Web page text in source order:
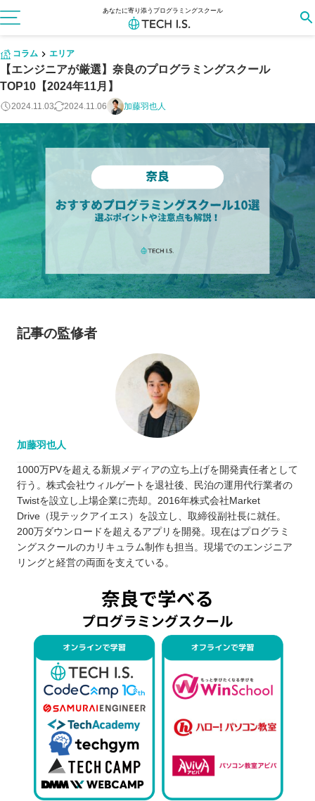
あなたに寄り添うプログラミングスクール
コラム エリア
【エンジニアが厳選】奈良のプログラミングスクール
TOP10【2024年11月】
2024.11.03 2024.11.06 加藤羽也人
記事の監修者
加藤羽也人
1000万PVを超える新規メディアの立ち上げを開発責任者として
行う。株式会社ウィルゲートを退社後、民泊の運用代行業者の
Twistを設立し上場企業に売却。2016年株式会社Market
Drive（現テックアイエス）を設立し、取締役副社長に就任。
200万ダウンロードを超えるアプリを開発。現在はプログラミ
ングスクールのカリキュラム制作も担当。現場でのエンジニア
リングと経営の両面を支えている。